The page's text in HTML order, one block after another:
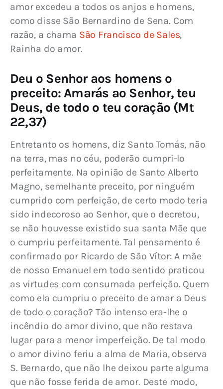
amor excedeu a todos os anjos e homens,
como disse São Bernardino de Sena. Com
razão, a chama São Francisco de Sales,
Rainha do amor.
Deu o Senhor aos homens o
preceito: Amarás ao Senhor, teu
Deus, de todo o teu coração (Mt
22,37)
Entretanto os homens, diz Santo Tomás, não
na terra, mas no céu, poderão cumpri-lo
perfeitamente. Na opinião de Santo Alberto
Magno, semelhante preceito, por ninguém
cumprido com perfeição, de certo modo teria
sido indecoroso ao Senhor, que o decretou,
se não houvesse existido sua santa Mãe que
o cumpriu perfeitamente. Tal pensamento é
confirmado por Ricardo de São Vítor: A mãe
de nosso Emanuel em todo sentido praticou
as virtudes com consumada perfeição. Quem
como ela cumpriu o preceito de amar a Deus
de todo o coração? Tão intenso era-lhe o
incêndio do amor divino, que não restava
lugar para a menor imperfeição. De tal modo
o amor divino feriu a alma de Maria, observa
S. Bernardo, que não lhe deixou parte alguma
que não fosse ferida de amor. Deste modo,